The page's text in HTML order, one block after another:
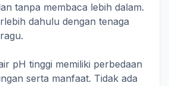
tanpa membaca lebih dalam.
dahulu dengan tenaga
pH tinggi memiliki perbedaan
serta manfaat. Tidak ada